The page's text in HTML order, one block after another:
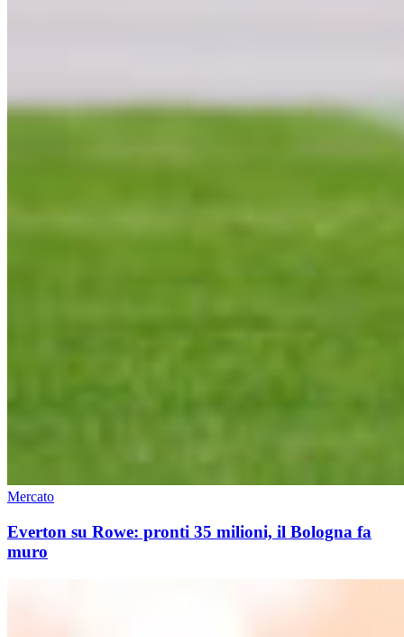
Mercato
Everton su Rowe: pronti 35 milioni, il Bologna fa
muro